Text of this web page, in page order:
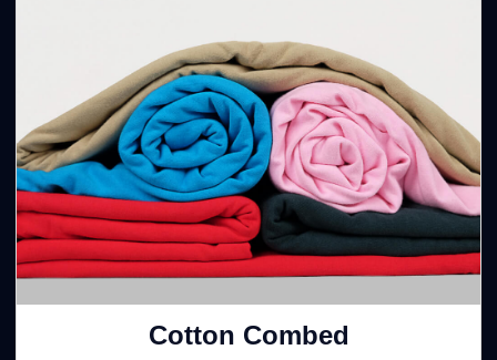
Cotton Combed